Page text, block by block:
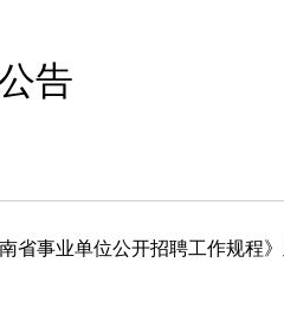
告
省事业单位公开招聘工作规程